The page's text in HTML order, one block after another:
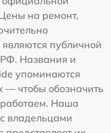
на ремонт,
публичной
РФ. Названия и
упоминаются
— чтобы обозначить
Наша
владельцами